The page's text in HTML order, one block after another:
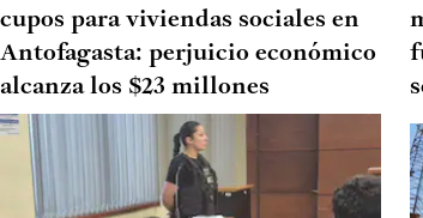
cupos para viviendas sociales en
Antofagasta: perjuicio económico
alcanza los $23 millones